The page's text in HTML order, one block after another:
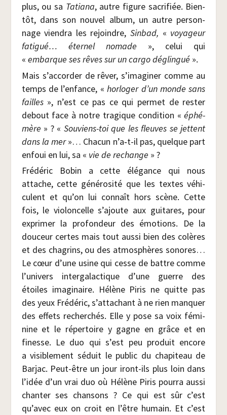
plus, ou sa Tatia­na, autre figure sacri­fiée. Bien­
tôt, dans son nou­vel album, un autre per­son­
nage vien­dra les rejoindre,Sin­bad, « voya­geur
fati­gué… éter­nel nomade », celui qui
« embarque ses rêves sur un car­go déglin­gué ».
Mais s’accorder de rêver, s’imaginer comme au
temps de l’enfance, «hor­lo­ger d’un monde sans
failles», n’est ce pas ce qui per­met de res­ter
debout face à notre tra­gique condi­tion «éphé­
mère » ? « Sou­viens-toi que les fleuves se jettent
dans la mer»… Cha­cun n’a‑t-il pas, quelque part
enfoui en lui, sa « vie de rechange » ?
Fré­dé­ric Bobin a cette élé­gance qui nous
attache, cette géné­ro­si­té que les textes véhi­
culent et qu’on lui connaît hors scène. Cette
fois, le vio­lon­celle s’ajoute aux gui­tares, pour
expri­mer la pro­fon­deur des émo­tions. De la
dou­ceur certes mais tout aus­si bien des colères
et des cha­grins, ou des atmo­sphères sonores…
Le cœur d’une usine qui cesse de battre comme
l’univers inter­ga­lac­tique d’une guerre des
étoiles ima­gi­naire. Hélène Piris ne quitte pas
des yeux Fré­dé­ric, s’attachant à ne rien man­quer
des effets recher­chés. Elle y pose sa voix fémi­
nine et le réper­toire y gagne en grâce et en
finesse. Le duo qui s’est peu pro­duit encore
a visi­ble­ment séduit le public du cha­pi­teau de
Bar­jac. Peut-être un jour iront-ils plus loin dans
l’idée d’un vrai duo où Hélène Piris pour­ra aus­si
chan­ter ses chan­sons ? Ce qui est sûr c’est
qu’avec eux on croit en l’être humain. Et c’est